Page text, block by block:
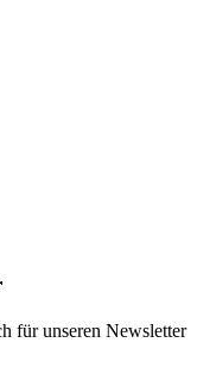
für unseren Newsletter